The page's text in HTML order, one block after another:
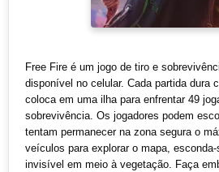
Free Fire é um jogo de tiro e
disponível no celular. Cada partida dura
coloca em uma ilha para enfrentar 49
sobrevivência. Os jogadores podem
tentam permanecer na zona segura o
veículos para explorar o mapa,
invisível em meio à vegetação. Faça